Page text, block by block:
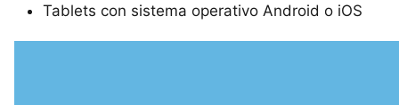
Tablets con sistema operativo Android o iOS